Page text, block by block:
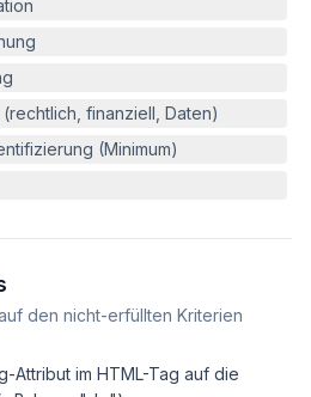
finanziell, Daten)
(Minimum)
den nicht-erfüllten Kriterien
Attribut im HTML-Tag auf die